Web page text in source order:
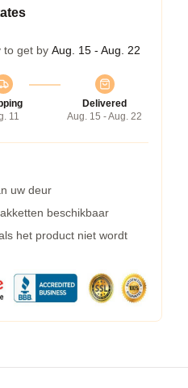
to get by Aug. 15 - Aug. 22
11
Delivered
Aug. 15 - Aug. 22
uw deur
beschikbaar
het product niet wordt